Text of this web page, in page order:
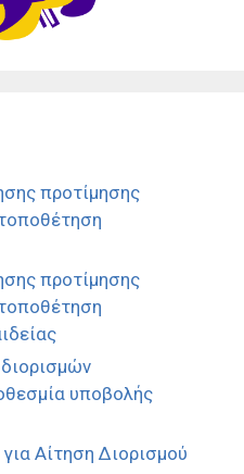
προτίμησης
προτίμησης
υποβολής
Αίτηση Διορισμού